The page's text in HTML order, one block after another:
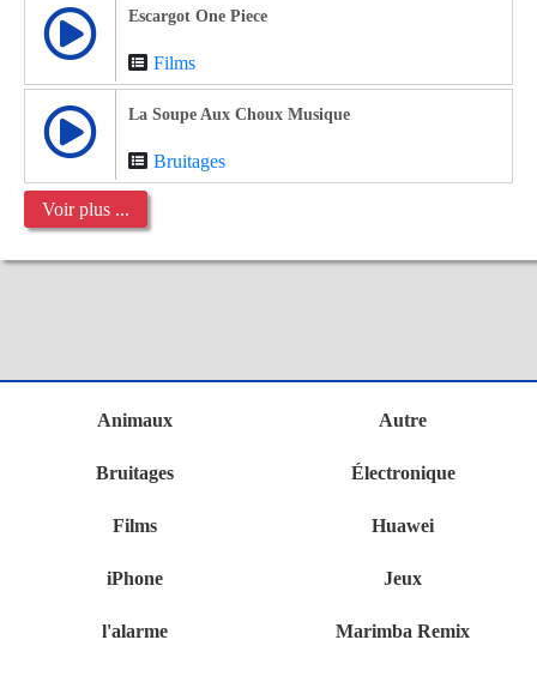
Escargot One Piece
Films
La Soupe Aux Choux Musique
Bruitages
Voir plus ...
Animaux Autre
Bruitages Électronique
Films Huawei
iPhone Jeux
l'alarme Marimba Remix